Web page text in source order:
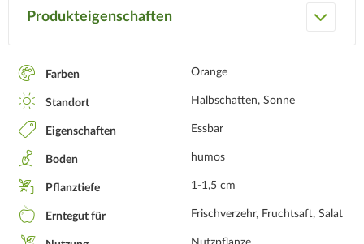
Produkteigenschaften
Farben Orange
Standort Halbschatten, Sonne
Eigenschaften Essbar
Boden humos
Pflanztiefe 1-1,5 cm
Erntegut für Frischverzehr, Fruchtsaft, Salat